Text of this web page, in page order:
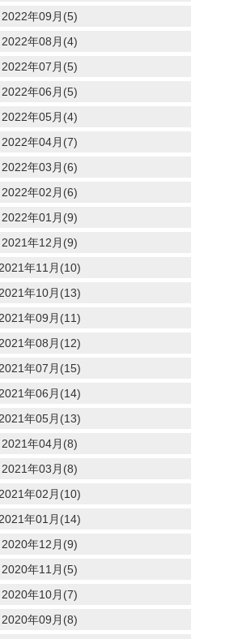
2022年09月(5)
2022年08月(4)
2022年07月(5)
2022年06月(5)
2022年05月(4)
2022年04月(7)
2022年03月(6)
2022年02月(6)
2022年01月(9)
2021年12月(9)
2021年11月(10)
2021年10月(13)
2021年09月(11)
2021年08月(12)
2021年07月(15)
2021年06月(14)
2021年05月(13)
2021年04月(8)
2021年03月(8)
2021年02月(10)
2021年01月(14)
2020年12月(9)
2020年11月(5)
2020年10月(7)
2020年09月(8)